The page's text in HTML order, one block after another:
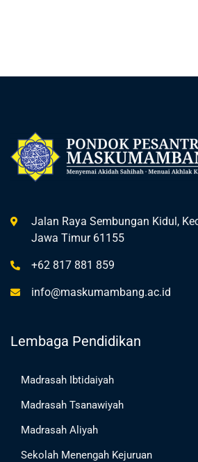
Jalan Raya Sembungan Kidul,
Jawa Timur 61155
+62 817 881 859
info@maskumambang.ac.id
Lembaga Pendidikan
Madrasah Ibtidaiyah
Madrasah Tsanawiyah
Madrasah Aliyah
Sekolah Menengah Kejuruan